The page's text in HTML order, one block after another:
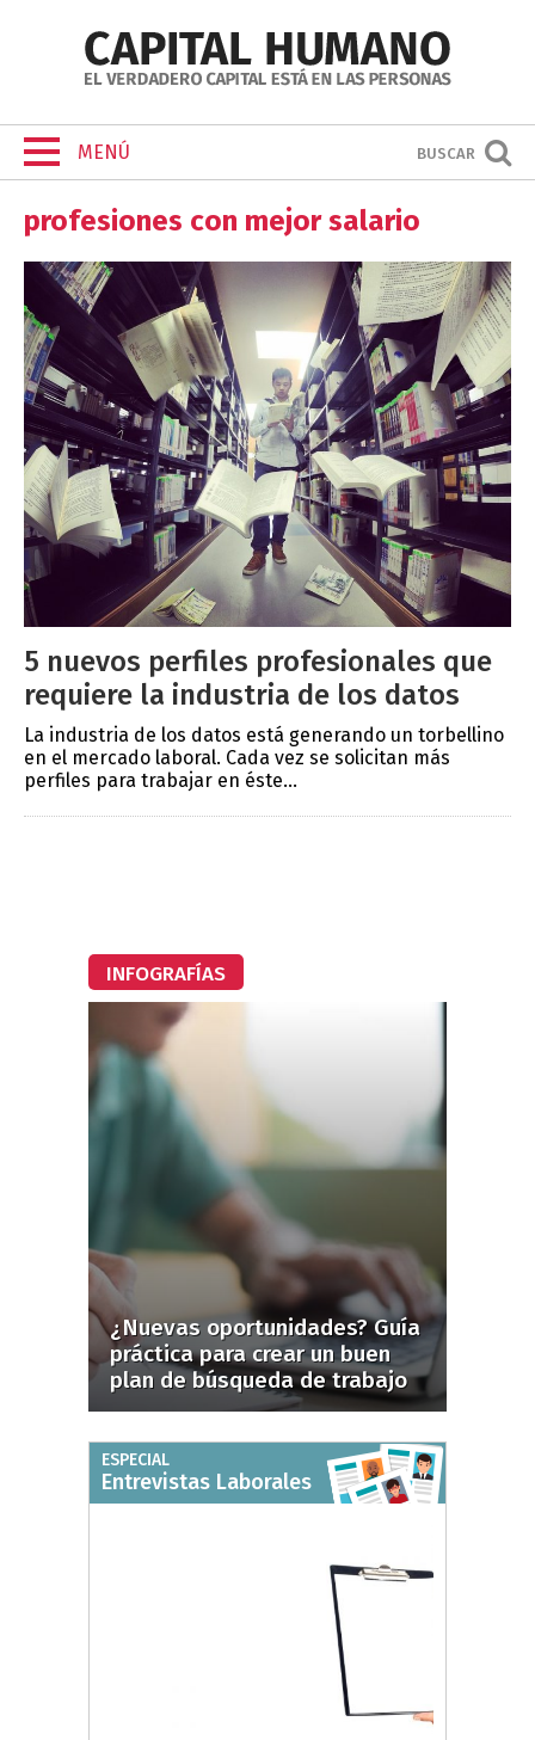
MENÚ BUSCAR
profesiones con mejor salario
5 nuevos perfiles profesionales que
requiere la industria de los datos
La industria de los datos está generando un torbellino
en el mercado laboral. Cada vez se solicitan más
perfiles para trabajar en éste...
INFOGRAFÍAS
¿Nuevas oportunidades? Guía
práctica para crear un buen
plan de búsqueda de trabajo
ESPECIAL
Entrevistas Laborales